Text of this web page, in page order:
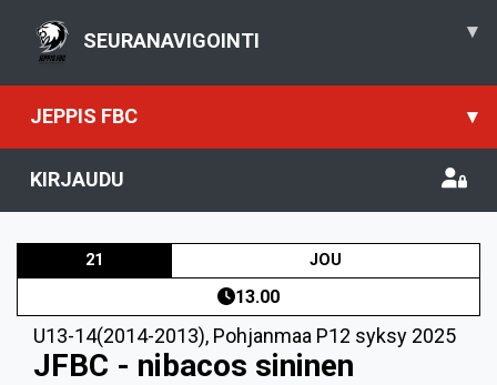
SEURANAVIGOINTI ▾
JEPPIS FBC ▾
KIRJAUDU
21 JOU
13.00
U13-14(2014-2013), Pohjanmaa P12 syksy 2025
JFBC - nibacos sininen